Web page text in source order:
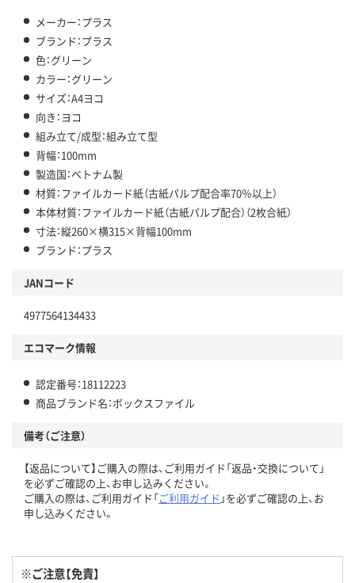
メーカー：プラス
ブランド：プラス
色：グリーン
カラー：グリーン
サイズ：A4ヨコ
向き：ヨコ
組み立て/成型：組み立て型
背幅：100mm
製造国：ベトナム製
材質：ファイルカード紙（古紙パルプ配合率70％以上）
本体材質：ファイルカード紙（古紙パルプ配合）（2枚合紙）
寸法：縦260×横315×背幅100mm
ブランド：プラス
JANコード
4977564134433
エコマーク情報
認定番号：18112223
商品ブランド名：ボックスファイル
備考（ご注意）
【返品について】ご購入の際は、ご利用ガイド「返品・交換について」
を必ずご確認の上、お申し込みください。
ご購入の際は、ご利用ガイド「ご利用ガイド 」を必ずご確認の上、お
申し込みください。
※ご注意【免責】